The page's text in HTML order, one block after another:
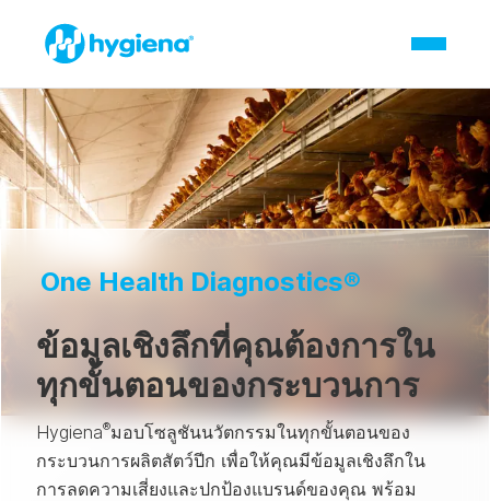
One Health Diagnostics®
ข้อมูลเชิงลึกที่คุณต้องการใน
ทุกขั้นตอนของกระบวนการ
Hygiena®มอบโซลูชันนวัตกรรมในทุกขั้นตอนของ
กระบวนการผลิตสัตว์ปีก เพื่อให้คุณมีข้อมูลเชิงลึกใน
การลดความเสี่ยงและปกป้องแบรนด์ของคุณ พร้อม